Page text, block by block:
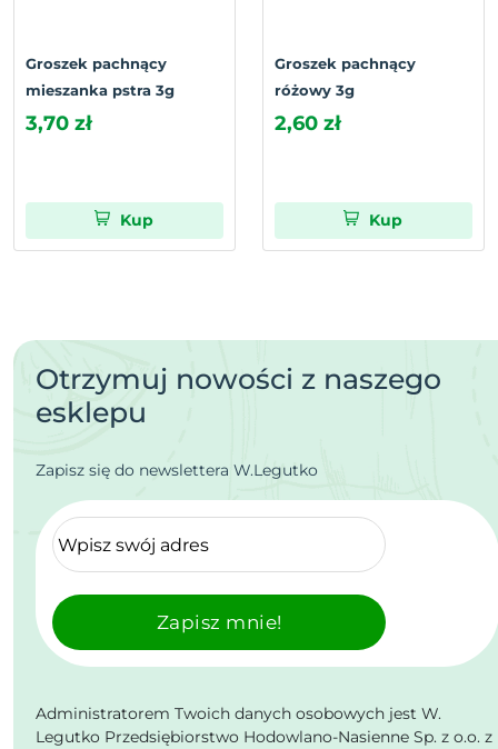
Groszek pachnący
mieszanka pstra 3g
3,70 zł
Kup
Groszek pachnący
różowy 3g
2,60 zł
Kup
Otrzymuj nowości z naszego
esklepu
Zapisz się do newslettera W.Legutko
Zapisz mnie!
Administratorem Twoich danych osobowych jest W.
Legutko Przedsiębiorstwo Hodowlano-Nasienne Sp. z o.o. z